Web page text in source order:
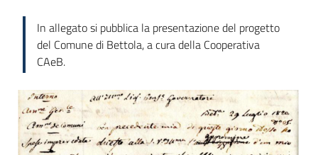
In allegato si pubblica la presentazione del progetto
del Comune di Bettola, a cura della Cooperativa
CAeB.